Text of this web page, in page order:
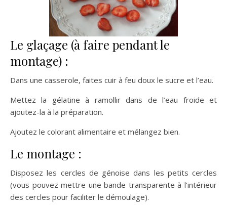
Le glaçage (à faire pendant le
montage) :
Dans une casserole, faites cuir à feu doux le sucre et l’eau.
Mettez la gélatine à ramollir dans de l’eau froide et
ajoutez-la à la préparation.
Ajoutez le colorant alimentaire et mélangez bien.
Le montage :
Disposez les cercles de génoise dans les petits cercles
(vous pouvez mettre une bande transparente à l’intérieur
des cercles pour faciliter le démoulage).